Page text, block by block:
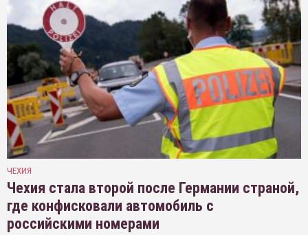
ЧЕХИЯ
Чехия стала второй после Германии страной,
где конфисковали автомобиль с
российскими номерами